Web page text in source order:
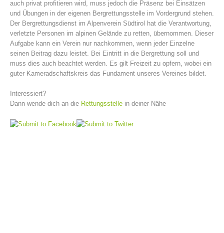
auch privat profitieren wird, muss jedoch die Präsenz bei Einsätzen
und Übungen in der eigenen Bergrettungsstelle im Vordergrund stehen.
Der Bergrettungsdienst im Alpenverein Südtirol hat die Verantwortung,
verletzte Personen im alpinen Gelände zu retten, übernommen. Dieser
Aufgabe kann ein Verein nur nachkommen, wenn jeder Einzelne
seinen Beitrag dazu leistet. Bei Eintritt in die Bergrettung soll und
muss dies auch beachtet werden. Es gilt Freizeit zu opfern, wobei ein
guter Kameradschaftskreis das Fundament unseres Vereines bildet.
Interessiert?
Dann wende dich an die Rettungsstelle in deiner Nähe